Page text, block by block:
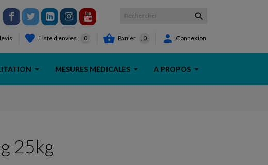

Liste d'envies 0  Panier 0  Connexion
MESURES MÉDICALES A PROPOS
25kg